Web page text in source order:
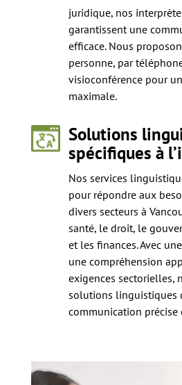
juridique, nos
garantissent une
efficace. Nous
personne, par
visioconférence pour
maximale.
Solutions
spécifiques à
Nos services
pour répondre aux
divers secteurs à
santé, le droit, le
et les finances. Avec
une compréhension
exigences sectorielles,
solutions linguistiques
communication précise